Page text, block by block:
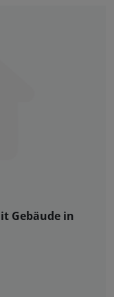
Gebäude in